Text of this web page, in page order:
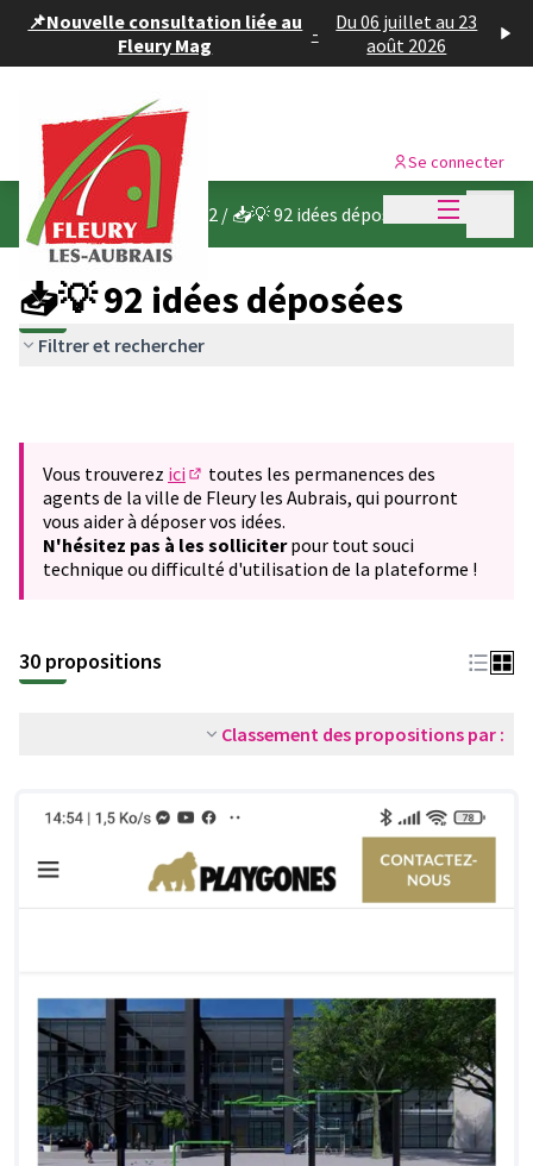
📌Nouvelle consultation liée au
Fleury Mag
-
Du 06 juillet au 23
août 2026
Menu
Se connecter
Budget participatif 2022 / 📥💡 92 idées déposées
📥💡 92 idées déposées
Filtrer et rechercher
Vous trouverez ici
(S'ouvre dans un nouvel onglet)
toutes les permanences des
agents de la ville de Fleury les Aubrais, qui pourront
vous aider à déposer vos idées.
N'hésitez pas à les solliciterpour tout souci
technique ou difficulté d'utilisation de la plateforme !
30 propositions
Classement des propositions par :
Panneau de gestion des cookies